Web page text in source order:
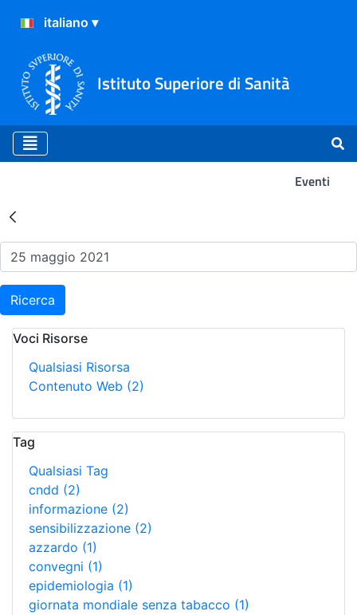
Istituto Superiore di Sanità
Eventi
Risultati della Ricerca -
Ricerca
Voci Risorse
Qualsiasi Risorsa
Contenuto Web (2)
Tag
Qualsiasi Tag
cndd (2)
informazione (2)
sensibilizzazione (2)
azzardo (1)
convegni (1)
epidemiologia (1)
giornata mondiale senza tabacco (1)